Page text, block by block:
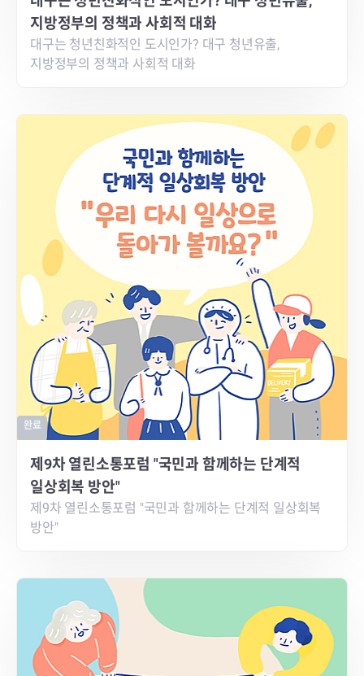
지방정부의 정책과 사회적 대화
대구는 청년친화적인 도시인가? 대구 청년유출,
지방정부의 정책과 사회적 대화
완료
제9차 열린소통포럼 "국민과 함께하는 단계적
일상회복 방안"
제9차 열린소통포럼 "국민과 함께하는 단계적 일상회복
방안"